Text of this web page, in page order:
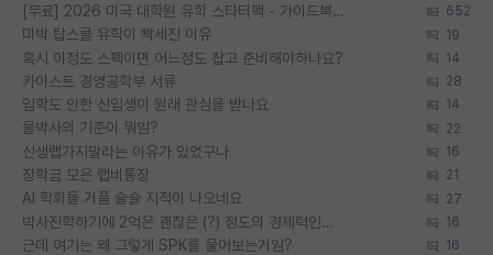
[무료] 2026 미국 대학원 유학 스타터팩 - 가이드북 & 합격자 컨택메일 템플릿 652
미박 탑스쿨 유학이 빡세진 이유 19
혹시 이정도 스펙이면 어느정도 잡고 준비해야하나요? 14
카이스트 경영공학부 서류 28
입학도 안한 신입생이 원래 관심을 받나요 14
물박사의 기준이 뭐임? 22
신생랩가지말라는 이유가 있었구나 16
장학금 모은 랩비통장 21
AI 학회들 거품 슬슬 지적이 나오네요 27
박사진학하기에 2억은 괜찮은 (?) 정도의 경제력인가요 16
근데 여기는 왜 그렇게 SPK를 물어보는거임? 16